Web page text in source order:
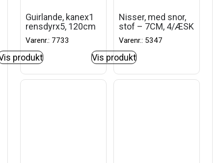
Guirlande, kanex1
rensdyrx5, 120cm
Varenr.: 7733
produkt
Nisser, med snor,
stof – 7CM, 4/ÆSK
Varenr.: 5347
Vis produkt